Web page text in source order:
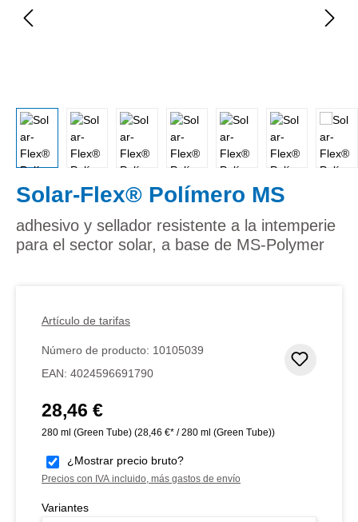
Solar-Flex® Polímero MS
adhesivo y sellador resistente a la intemperie
para el sector solar, a base de MS-Polymer
Artículo de tarifas
Número de producto: 10105039
EAN: 4024596691790
Precio normal:
28,46 €
280 ml (Green Tube) (28,46 €* / 280 ml (Green Tube))
¿Mostrar precio bruto?
Precios con IVA incluido, más gastos de envío
Variantes